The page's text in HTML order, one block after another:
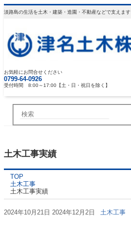
淡路島の生活を土木・建築・造園・不動産などで支えます
お気軽にお問合せください
0799-64-0926
受付時間 8:00～17:00【土・日・祝日を除く】
土木工事実績
TOP
土木工事
土木工事実績
2024年10月21日 2024年12月2日 土木工事